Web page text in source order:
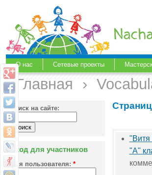
О нас Сетевые проекты
Главная ›
Поиск на сайте:
Вход для участников
Имя пользователя: *
"Витя
"А"